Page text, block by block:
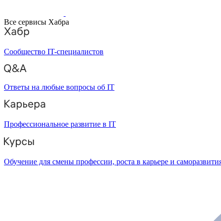
Все сервисы Хабра
Сообщество IT-специалистов
Ответы на любые вопросы об IT
Профессиональное развитие в IT
Обучение для смены профессии, роста в карьере и